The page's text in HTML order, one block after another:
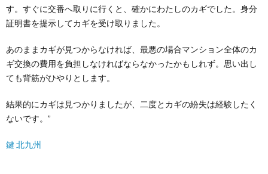
す。すぐに交番へ取りに行くと、確かにわたしのカギでした。身分
証明書を提示してカギを受け取りました。
あのままカギが見つからなければ、最悪の場合マンション全体のカ
ギ交換の費用を負担しなければならなかったかもしれず。思い出し
ても背筋がひやりとします。
結果的にカギは見つかりましたが、二度とカギの紛失は経験したく
ないです。”
鍵 北九州